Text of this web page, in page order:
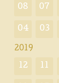
08 07
04 03
2019
12 11